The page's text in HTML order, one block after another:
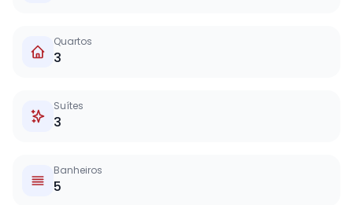
Quartos
3
Suítes
3
Banheiros
5